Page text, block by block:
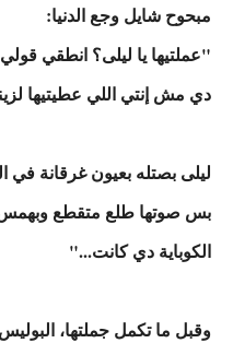
مبحوح شايل وجع الدنيا:
"عملتيها يا ليلى؟ انطقي
دي مش إنتي اللي عطيتيها
ليلى بصتله بعيون غرقانة في
بس صوتها طلع متقطع
الكوباية دي كانت..."
وقبل ما تكمل جملتها،